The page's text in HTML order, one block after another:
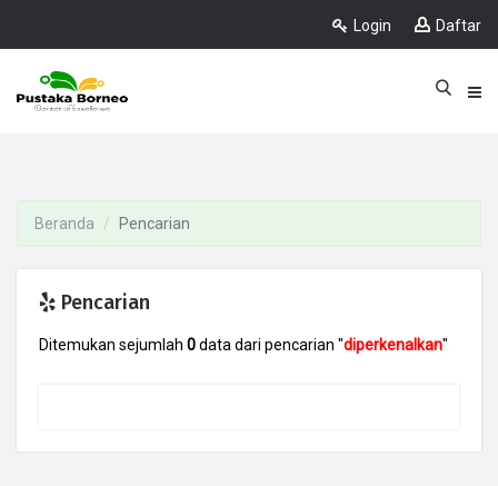
Login Daftar
Beranda Pencarian
Pencarian
Ditemukan sejumlah 0data dari pencarian "diperkenalkan"